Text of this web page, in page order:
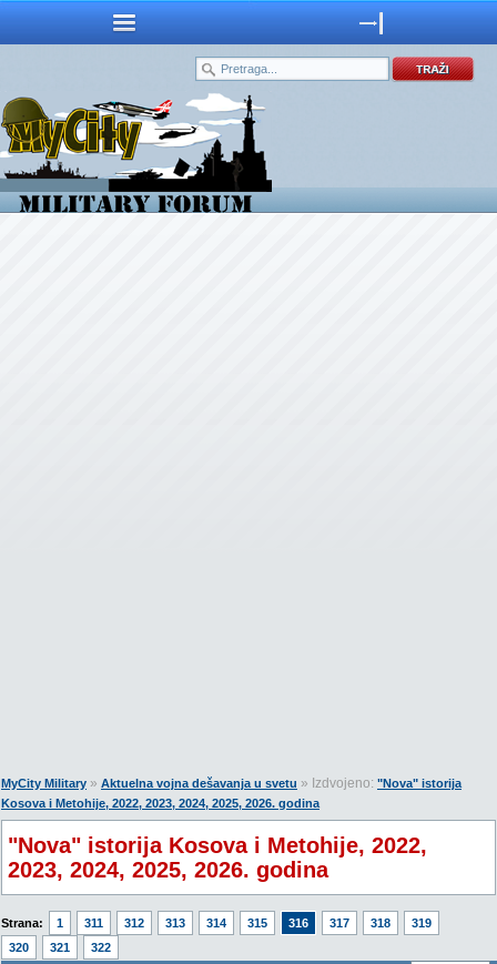
MyCity Military » Aktuelna vojna dešavanja u svetu » Izdvojeno: "Nova" istorija
Kosova i Metohije, 2022, 2023, 2024, 2025, 2026. godina
"Nova" istorija Kosova i Metohije, 2022,
2023, 2024, 2025, 2026. godina
Strana: 1 311 312 313 314 315 316 317 318
319
320
321 322